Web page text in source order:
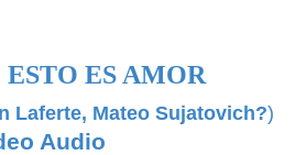
ES AMOR
Laferte, Mateo Sujatovich?)
Audio